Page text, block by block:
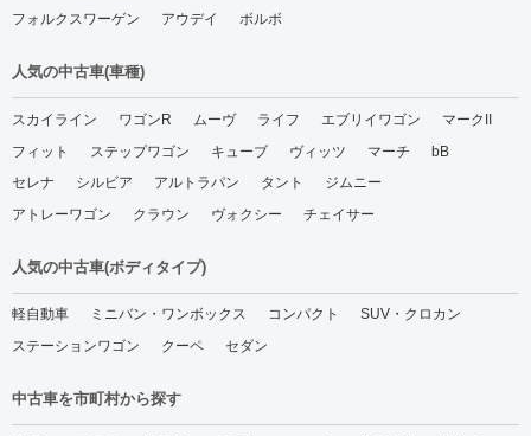
フォルクスワーゲン
アウデイ ボルボ
人気の中古車(車種)
スカイライン ワゴンR ムーヴ ライフ エブリイワゴン
マークII
フィット
ステップワゴン キューブ ヴィッツ マーチ
bB
セレナ
シルビア アルトラパン タント
ジムニー
アトレーワゴン
クラウン ヴォクシー チェイサー
人気の中古車(ボディタイプ)
軽自動車 ミニバン・ワンボックス コンパクト
SUV・クロカン
ステーションワゴン
クーペ セダン
中古車を市町村から探す